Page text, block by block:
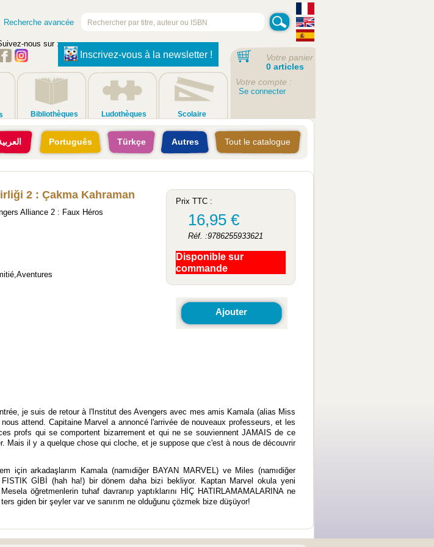
Recherche avancée
nous sur :
Inscrivez-vous à la newsletter !
Bibliothèques Ludothèques Scolaire
Votre panier
0 articles
Votre compte :
Se connecter
Português Türkçe Autres Tout le catalogue
2 : Çakma Kahraman
Alliance 2 : Faux Héros
Prix TTC :
16,95 €
Réf. :9786255933621
Disponible sur
commande
Ajouter
je suis de retour à l'Institut des Avengers avec mes amis Kamala (alias Miss
attend. Capitaine Marvel a annoncé l'arrivée de nouveaux professeurs, et les
profs qui se comportent bizarrement et qui ne se souviennent JAMAIS de ce
Mais il y a quelque chose qui cloche, et je suppose que c'est à nous de découvrir
için arkadaşlarım Kamala (namıdiğer BAYAN MARVEL) ve Miles (namıdiğer
GİBİ (hah ha!) bir dönem daha bizi bekliyor. Kaptan Marvel okula yeni
öğretmenlerin tuhaf davranıp yaptıklarını HİÇ HATIRLAMAMALARINA ne
giden bir şeyler var ve sanırım ne olduğunu çözmek bize düşüyor!